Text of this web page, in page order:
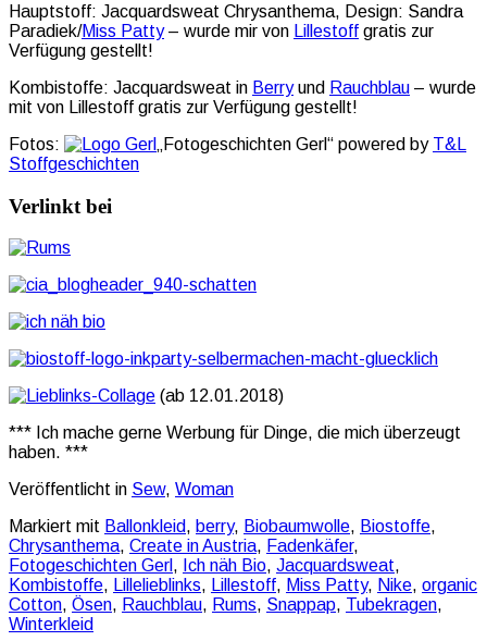
Hauptstoff: Jacquardsweat Chrysanthema, Design: Sandra
Paradiek/Miss Patty– wurde mir von Lillestoff gratis zur
Verfügung gestellt!
Kombistoffe: Jacquardsweat in Berryund Rauchblau – wurde
mit von Lillestoff gratis zur Verfügung gestellt!
Fotos:
„Fotogeschichten Gerl“ powered by T&L
Stoffgeschichten
Verlinkt bei
(ab 12.01.2018)
*** Ich mache gerne Werbung für Dinge, die mich überzeugt
haben. ***
Veröffentlicht in Sew, Woman
Markiert mit Ballonkleid, berry, Biobaumwolle, Biostoffe,
Chrysanthema, Create in Austria, Fadenkäfer,
Fotogeschichten Gerl , Ich näh Bio, Jacquardsweat,
Kombistoffe, Lillelieblinks, Lillestoff, Miss Patty, Nike, organic
Cotton, Ösen, Rauchblau, Rums, Snappap, Tubekragen,
Winterkleid